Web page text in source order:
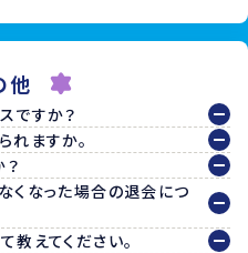
他
ですか？
れますか。
くなった場合の退会につ
教えてください。